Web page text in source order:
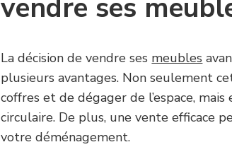
vendre ses
La décision de vendre ses meubles
plusieurs avantages. Non seulement
coffres et de dégager de l’espace,
circulaire. De plus, une vente efficace
votre déménagement.